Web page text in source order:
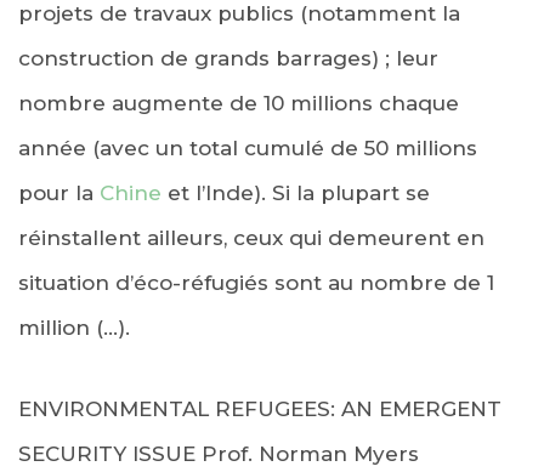
projets de travaux publics (notamment la
construction de grands barrages) ; leur
nombre augmente de 10 millions chaque
année (avec un total cumulé de 50 millions
pour la Chine et l’Inde). Si la plupart se
réinstallent ailleurs, ceux qui demeurent en
situation d’éco-réfugiés sont au nombre de 1
million (…).
ENVIRONMENTAL REFUGEES: AN EMERGENT
SECURITY ISSUE Prof. Norman Myers